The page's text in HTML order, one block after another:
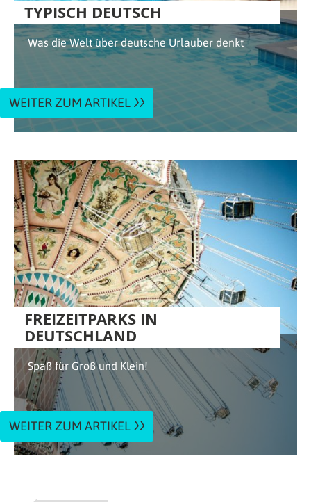
TYPISCH DEUTSCH
Was die Welt über deutsche Urlauber denkt
WEITER ZUM ARTIKEL
FREIZEITPARKS IN
DEUTSCHLAND
Spaß für Groß und Klein!
WEITER ZUM ARTIKEL